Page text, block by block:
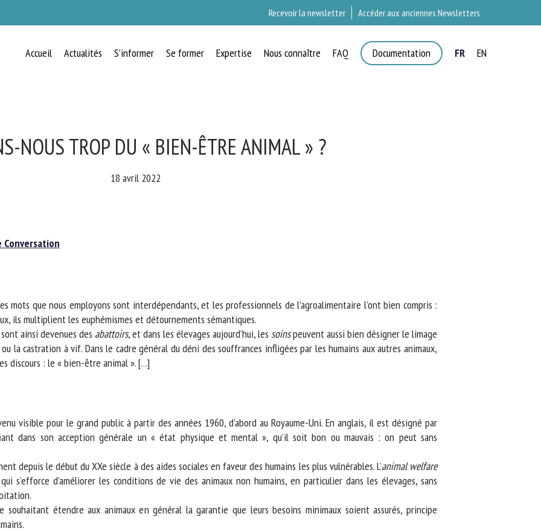
Recevoir la newsletter Accéder aux anciennes Newsletters
Accueil Actualités S’informer Se former Expertise Nous connaître FAQ Documentation FR EN
NOUS TROP DU « BIEN-ÊTRE ANIMAL » ?
18 avril 2022
mots que nous employons sont interdépendants, et les professionnels de l’agroalimentaire l’ont bien compris :
ils multiplient les euphémismes et détournements sémantiques.
ainsi devenues desabattoirs, et dans les élevages aujourd’hui, lessoinspeuvent aussi bien désigner le limage
la castration à vif. Dans le cadre général du déni des souffrances infligées par les humains aux autres animaux,
discours : le « bien-être animal ». […]
visible pour le grand public à partir des années 1960, d’abord au Royaume-Uni. En anglais, il est désigné par
dans son acception générale un « état physique et mental », qu’il soit bon ou mauvais : on peut sans
depuis le début du XXe siècle à des aides sociales en faveur des humains les plus vulnérables. L’animal welfare
s’efforce d’améliorer les conditions de vie des animaux non humains, en particulier dans les élevages, sans
souhaitant étendre aux animaux en général la garantie que leurs besoins minimaux soient assurés, principe
BIEN-ÊTRE ANIMAL
remplir le formulaire ci-dessous pour vous inscrire à notre newsletter :
E-mail *